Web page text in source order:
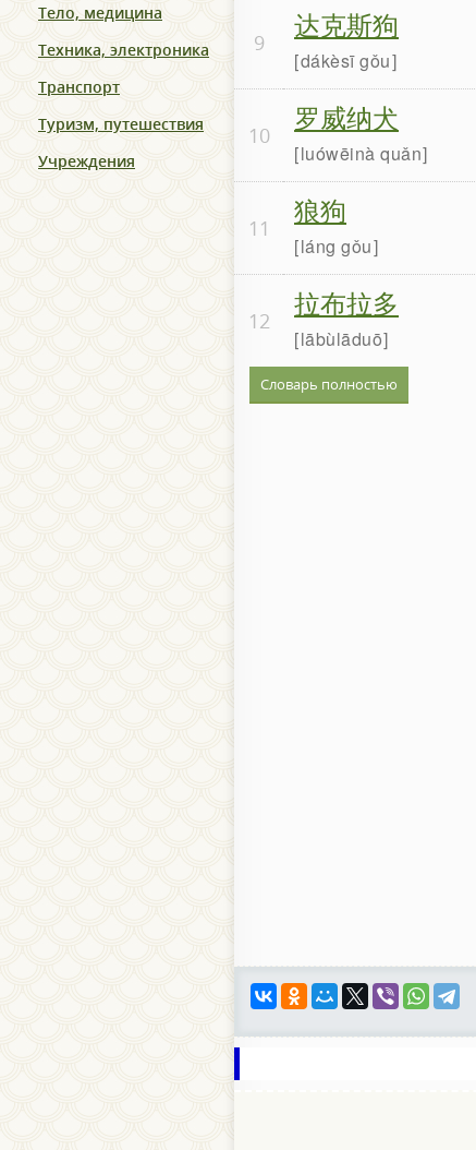
Тело, медицина
Техника, электроника
Транспорт
Туризм, путешествия
Учреждения
9 达克斯狗
dákèsī gǒu
10 罗威纳犬
luówēinà quǎn
11 狼狗
láng gǒu
12 拉布拉多
lābùlāduō
Словарь полностью